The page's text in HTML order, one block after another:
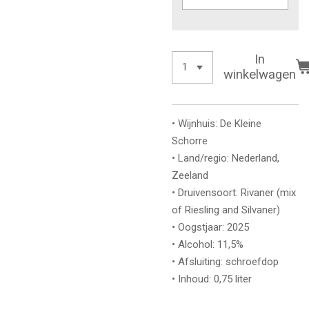
In
winkelwagen
• Wijnhuis: De Kleine
Schorre
• Land/regio: Nederland,
Zeeland
• Druivensoort: Rivaner (mix
of Riesling and Silvaner)
• Oogstjaar: 2025
• Alcohol: 11,5%
• Afsluiting: schroefdop
• Inhoud: 0,75 liter